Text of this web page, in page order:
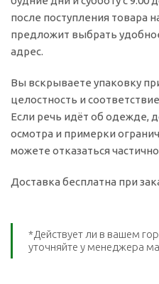
после поступления товара
предложит выбрать
адрес.
Вы вскрываете упаковку
целостность и
Если речь идёт об одежде,
осмотра и примерки
можете отказаться
Доставка бесплатна при
*Действует ли в вашем
уточняйте у менеджера